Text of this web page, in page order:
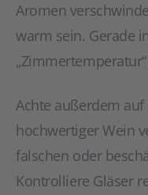
Aromen
warm sein. Gerade
Achte außerdem
hochwertiger Wein
falschen oder
Kontrolliere Gläser